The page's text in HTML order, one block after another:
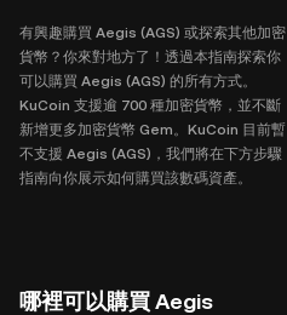
有興趣購買 Aegis (AGS) 或探索其他加密
貨幣？你來對地方了！透過本指南探索你
可以購買 Aegis (AGS) 的所有方式。
KuCoin 支援逾 700 種加密貨幣，並不斷
新增更多加密貨幣 Gem。KuCoin 目前暫
不支援 Aegis (AGS)，我們將在下方步驟
指南向你展示如何購買該數碼資產。
哪裡可以購買 Aegis